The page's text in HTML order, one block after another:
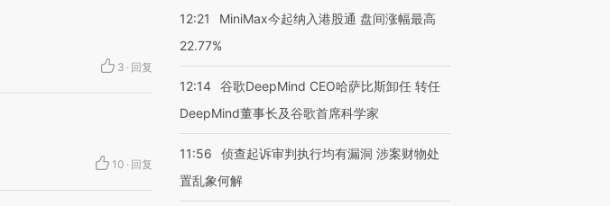
3 · 回复
10 · 回复
12:21
MiniMax今起纳入港股通 盘间涨幅最高
22.77%
12:14 谷歌DeepMind CEO哈萨比斯卸任 转任
DeepMind董事长及谷歌首席科学家
11:56
侦查起诉审判执行均有漏洞 涉案财物处
置乱象何解